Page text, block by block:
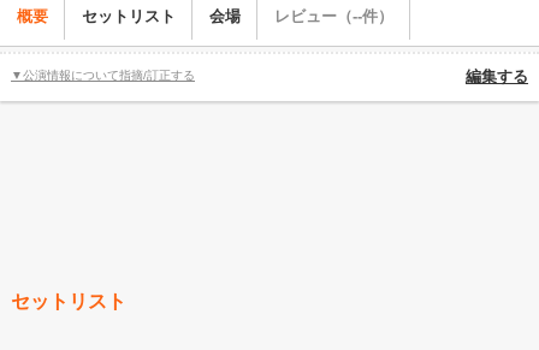
概要 セットリスト 会場 レビュー（--件）
▼公演情報について指摘/訂正する 編集する
セットリスト